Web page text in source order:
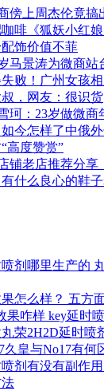
傍上周杰伦竟搞
啡《狐妖小红
饰价值不菲
马景涛为微商站
败！广州女孩
，网友：很识货
珂：23岁做微商
今怎样了中俄
高度赞赏”
铺老店推荐分享
什么良心的鞋
剂哪里生产的
怎么样？ 五方
果咋样 key延时
荣2H2D延时喷
皇与No17有何
剂有没有副作